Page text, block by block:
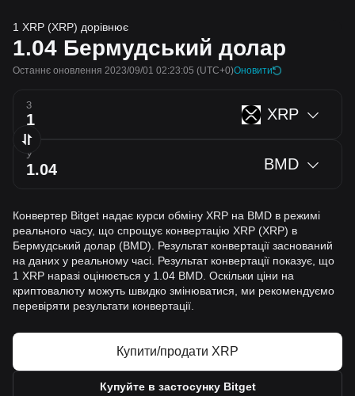
1 XRP (XRP) дорівнює
1.04 Бермудський долар
Останнє оновлення 2023/09/01 02:23:05 (UTC+0)Оновити
З XRP
У BMD
Конвертер Bitget надає курси обміну XRP на BMD в режимі
реального часу, що спрощує конвертацію XRP (XRP) в
Бермудський долар (BMD). Результат конвертації заснований
на даних у реальному часі. Результат конвертації показує, що
1 XRP наразі оцінюється у 1.04 BMD. Оскільки ціни на
криптовалюту можуть швидко змінюватися, ми рекомендуємо
перевіряти результати конвертації.
Купити/продати XRP
Купуйте в застосунку Bitget